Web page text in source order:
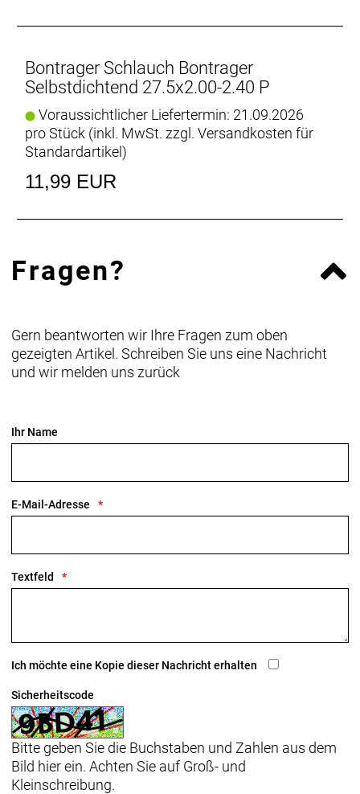
Bontrager Schlauch Bontrager
Selbstdichtend 27.5x2.00-2.40 P
Voraussichtlicher Liefertermin: 21.09.2026
pro Stück (inkl. MwSt. zzgl. Versandkosten für
Standardartikel)
11,99 EUR
Fragen?
Gern beantworten wir Ihre Fragen zum oben
gezeigten Artikel. Schreiben Sie uns eine Nachricht
und wir melden uns zurück
Ihr Name
E-Mail-Adresse
Textfeld
Ich möchte eine Kopie dieser Nachricht erhalten
Sicherheitscode
Bitte geben Sie die Buchstaben und Zahlen aus dem
Bild hier ein. Achten Sie auf Groß- und
Kleinschreibung.